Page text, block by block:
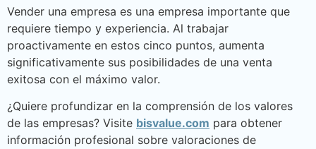
Vender una empresa es una empresa importante que
requiere tiempo y experiencia. Al trabajar
proactivamente en estos cinco puntos, aumenta
significativamente sus posibilidades de una venta
exitosa con el máximo valor.
¿Quiere profundizar en la comprensión de los valores
de las empresas? Visite bisvalue.com para obtener
información profesional sobre valoraciones de